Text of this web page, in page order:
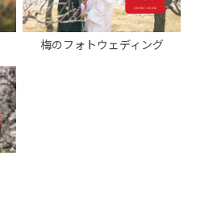
梅のフォトウェディング